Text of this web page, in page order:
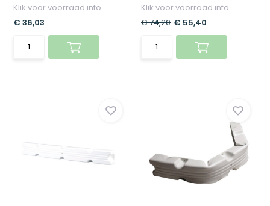
Klik voor voorraad info
€ 36,03
Klik voor voorraad info
€ 74,20 € 55,40